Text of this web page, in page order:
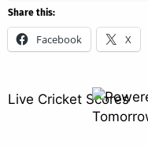
Share this:
Facebook X
Live Cricket Scores